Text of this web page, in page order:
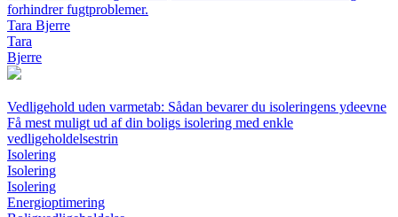
forhindrer fugtproblemer.
Tara Bjerre
Tara
Bjerre
Vedligehold uden varmetab: Sådan bevarer du isoleringens ydeevne
Få mest muligt ud af din boligs isolering med enkle
vedligeholdelsestrin
Isolering
Isolering
Isolering
Energioptimering